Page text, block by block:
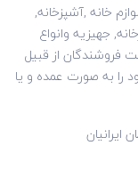
خانه ,آشپزخانه,
جهیزیه وانواع
فروشندگان از قبیل
را به صورت عمده و یا